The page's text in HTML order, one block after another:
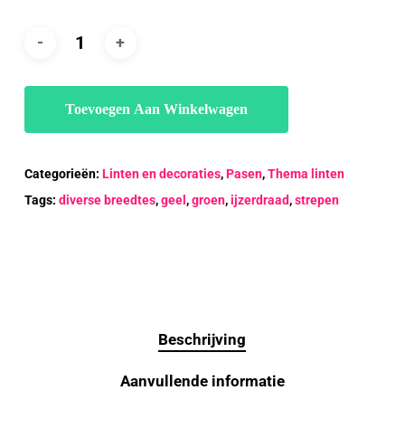
Toevoegen Aan Winkelwagen
Categorieën: Linten en decoraties,Pasen,Thema linten
Tags: diverse breedtes,geel ,groen,ijzerdraad,strepen
Beschrijving
Aanvullende informatie